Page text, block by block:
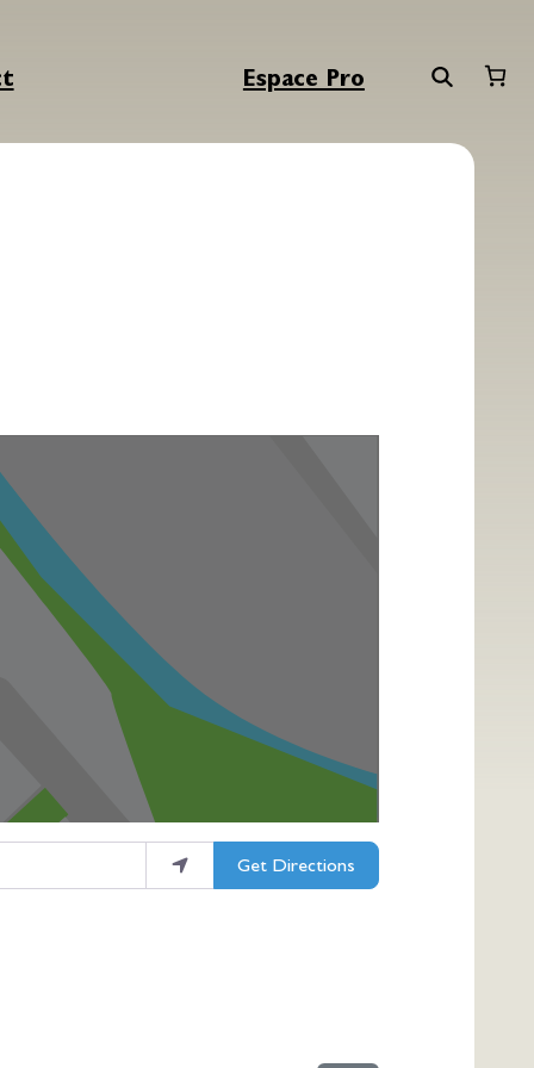
Espace Pro
Get Directions